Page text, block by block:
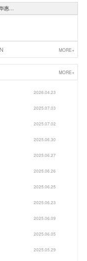
惠…
MORE+
MORE+
2026.04.23
2025.07.03
2025.07.02
2025.06.30
2025.06.27
2025.06.26
2025.06.25
2025.06.23
2025.06.09
2025.06.05
2025.05.29